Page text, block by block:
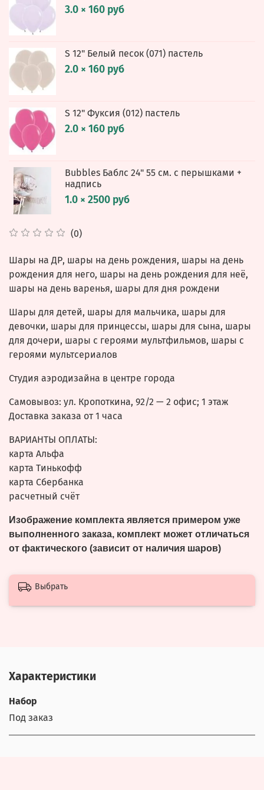
(0)
3.0 × 160 руб
S 12" Белый песок (071) пастель
2.0 × 160 руб
S 12" Фуксия (012) пастель
2.0 × 160 руб
Bubbles Баблс 24" 55 см. с перышками +
надпись
1.0 × 2500 руб
Шары на ДР, шары на день рождения, шары на день
рождения для него, шары на день рождения для неё,
шары на день варенья, шары для дня рождени
Шары для детей, шары для мальчика, шары для
девочки, шары для принцессы, шары для сына, шары
для дочери, шары с героями мультфильмов, шары с
героями мультсериалов
Студия аэродизайна в центре города
Самовывоз: ул. Кропоткина, 92/2 — 2 офис; 1 этаж
Доставка заказа от 1 часа
ВАРИАНТЫ ОПЛАТЫ:
карта Альфа
карта Тинькофф
карта Сбербанка
расчетный счёт
Изображение комплекта является примером уже
выполненного заказа, комплект может отличаться
от фактического (зависит от наличия шаров)
Выбрать
Характеристики
Набор
Под заказ